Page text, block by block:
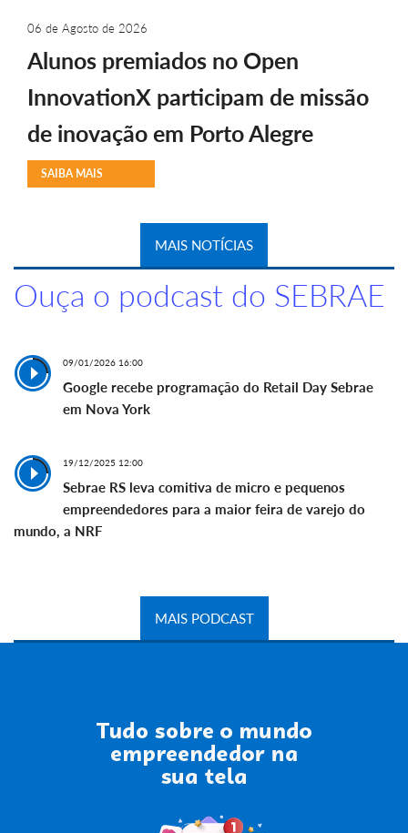
06 de Agosto de 2026
Alunos premiados no Open
InnovationX participam de missão
de inovação em Porto Alegre
SAIBA MAIS
MAIS NOTÍCIAS
Ouça o podcast do SEBRAE
09/01/2026 16:00
Google recebe programação do Retail Day Sebrae
em Nova York
19/12/2025 12:00
Sebrae RS leva comitiva de micro e pequenos
empreendedores para a maior feira de varejo do
mundo, a NRF
MAIS PODCAST